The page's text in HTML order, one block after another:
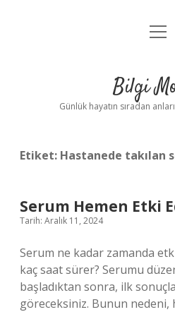
Anasayfa
Yasal
Bilgi
Günlük hayatın sıradan
Etiket: Hastanede takılan
Serum Hemen Etki
Tarih: Aralık 11, 2024
Serum ne kadar zamanda
kaç saat sürer? Serumu
başladıktan sonra, ilk
göreceksiniz. Bunun